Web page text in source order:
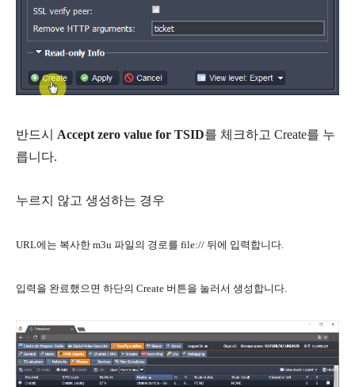
반드시 Accept zero value for TSID를 체크하고 Create를 누
릅니다.
누르지 않고 생성하는 경우
URL에는 복사한 m3u 파일의 경로를 file:// 뒤에 입력합니다.
입력을 완료했으면 하단의 Create 버튼을 눌러서 생성합니다.